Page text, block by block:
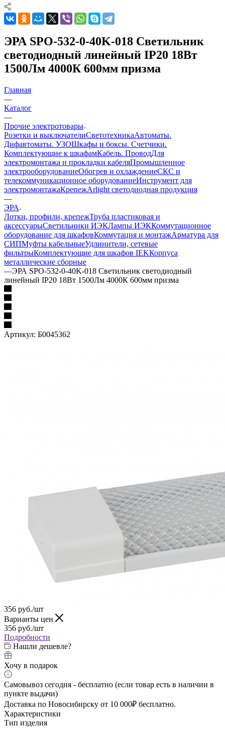
ЭРА SPO-532-0-40K-018 Светильник
светодиодный линейный IP20 18Вт
1500Лм 4000К 600мм призма
Главная
—
Каталог
—
Прочие электротовары
Розетки и выключателиСветотехникаАвтоматы.
Дифавтоматы. УЗОШкафы и боксы. Счетчики.
Комплектующие к шкафамКабель. ПроводДля
электромонтажа и прокладки кабеляПромышленное
электрооборудованиеОбогрев и охлаждениеСКС и
телекоммуникационное оборудованиеИнструмент для
электромонтажаКрепежArlight светодиодная продукция
—
ЭРА
Лотки, профили, крепежТруба пластиковая и
аксессуарыСветильники ИЭКЛампы ИЭККоммутационное
оборудование для шкафовКоммутация и монтажАрматура для
СИПМуфты кабельныеУдлинители, сетевые
фильтрыКомплектующие для шкафов IEKКорпуса
металлические сборные
—ЭРА SPO-532-0-40K-018 Светильник светодиодный
линейный IP20 18Вт 1500Лм 4000К 600мм призма
Артикул: Б0045362
356 руб./шт
Варианты цен
356 руб./шт
Подробности
Нашли дешевле?
Хочу в подарок
Самовывоз сегодня - бесплатно (если товар есть в наличии в
пункте выдачи)
Доставка по Новосибирску от 10 000₽ бесплатно.
Характеристики
Тип изделия